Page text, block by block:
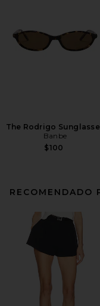
The Rodrigo
Banbe
$100
RECOMENDADO